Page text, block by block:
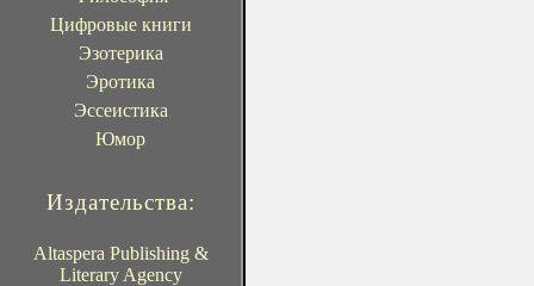
Цифровые книги
Эзотерика
Эротика
Эссеистика
Юмор
Издательства:
Altaspera Publishing &
Literary Agency